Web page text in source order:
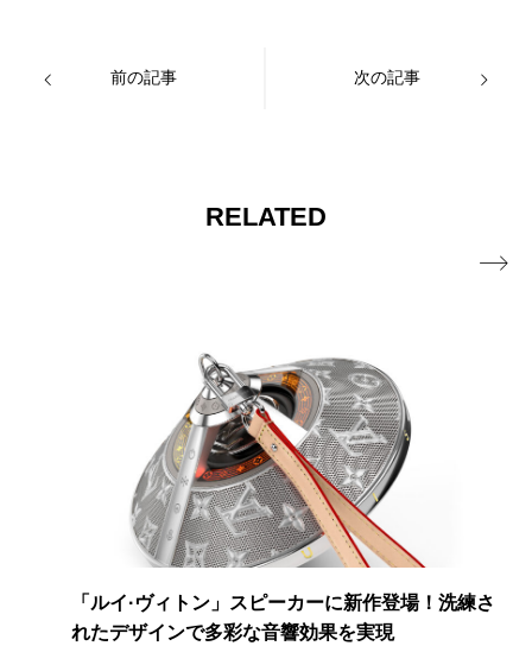
前の記事 次の記事
RELATED
ミントの爽快感が想像以上！セブン新作「よくばり
サンド チョコミント」を実食
